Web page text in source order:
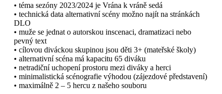
• téma sezóny 2023/2024 je Vrána k vráně sedá
• technická data alternativní scény možno najít na stránkách
DLO
• muže se jednat o autorskou inscenaci, dramatizaci nebo
pevný text
• cílovou diváckou skupinou jsou děti 3+ (mateřské školy)
• alternativní scéna má kapacitu 65 diváku
• netradiční uchopení prostoru mezi diváky a herci
• minimalistická scénografie výhodou (zájezdové představení)
• maximálně 2 – 5 hercu z našeho souboru